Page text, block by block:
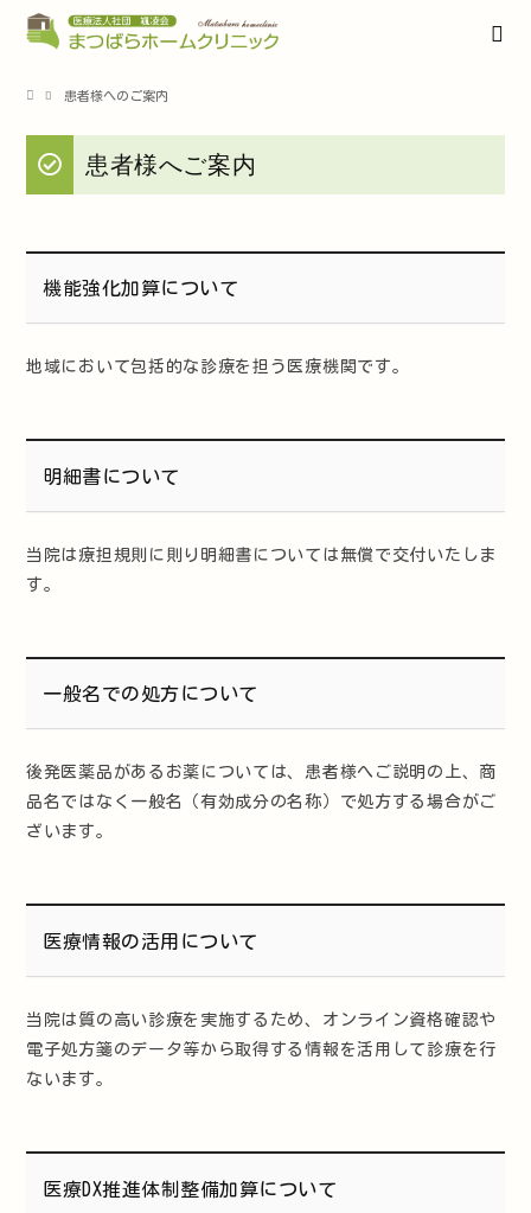
患者様へのご案内
患者様へご案内
機能強化加算について
地域において包括的な診療を担う医療機関です。
明細書について
当院は療担規則に則り明細書については無償で交付いたしま
す。
一般名での処方について
後発医薬品があるお薬については、患者様へご説明の上、商
品名ではなく一般名（有効成分の名称）で処方する場合がご
ざいます。
医療情報の活用について
当院は質の高い診療を実施するため、オンライン資格確認や
電子処方箋のデータ等から取得する情報を活用して診療を行
ないます。
医療DX推進体制整備加算について